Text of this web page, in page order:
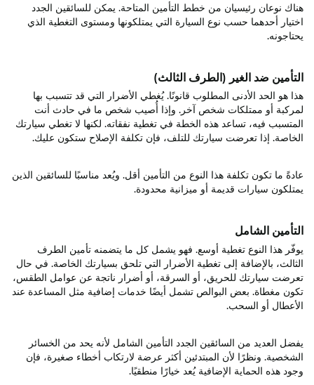
هناك نوعان رئيسيان من خطط التأمين المتاحة. يمكن للسائقين الجدد
اختيار أحدهما حسب نوع السيارة التي يمتلكونها ومستوى التغطية الذي
يحتاجونه.
التأمين ضد الغير (الطرف الثالث)
هذا هو الحد الأدنى المطلوب قانونًا. يُغطي الأضرار التي قد تتسبب بها
لمركبة أو ممتلكات شخص آخر. وإذا أُصيب شخص ما في حادث أنت
المتسبب فيه، تساعد هذه الخطة في تغطية نفقاته. لكنها لا تغطي سيارتك
الخاصة. إذا تعرضت سيارتك للتلف، فإن تكلفة الإصلاح ستكون عليك.
عادةً ما تكون تكلفة هذا النوع من التأمين أقل. ويُعد مناسبًا للسائقين الذين
يمتلكون سيارات قديمة أو ميزانية محدودة.
التأمين الشامل
يوفّر هذا النوع تغطية أوسع. فهو يشمل كل ما يتضمنه تأمين الطرف
الثالث، بالإضافة إلى تغطية الأضرار التي تلحق بسيارتك الخاصة. في حال
تعرضت سيارتك للحريق، أو السرقة، أو أضرار ناتجة عن عوامل الطقس،
تكون مغطاة. بعض البوالص تشمل أيضًا خدمات إضافية مثل المساعدة عند
الأعطال أو السحب.
يفضل العديد من السائقين الجدد التأمين الشامل لأنه يحد من الخسائر
الشخصية. ونظرًا لأن المبتدئين أكثر عرضة لارتكاب أخطاء صغيرة، فإن
وجود هذه الحماية الإضافية يُعد خيارًا منطقيًا.